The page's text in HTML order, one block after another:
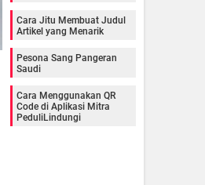
Cara Jitu Membuat Judul
Artikel yang Menarik
Pesona Sang Pangeran
Saudi
Cara Menggunakan QR
Code di Aplikasi Mitra
PeduliLindungi